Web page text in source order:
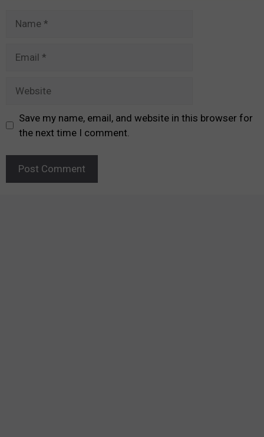
Save my name, email, and website in this browser for
the next time I comment.